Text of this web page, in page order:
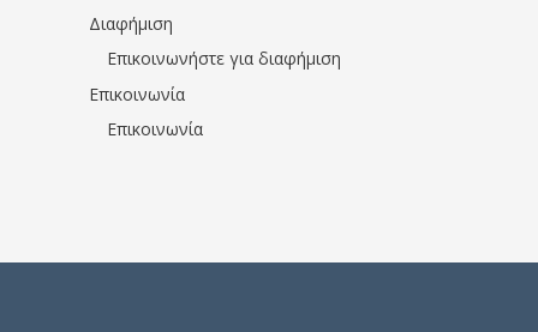
Διαφήμιση
Επικοινωνήστε για διαφήμιση
Επικοινωνία
Επικοινωνία